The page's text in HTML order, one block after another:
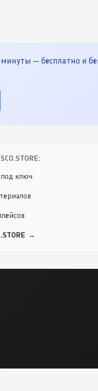
минуты — бесплатно и
ключ
→